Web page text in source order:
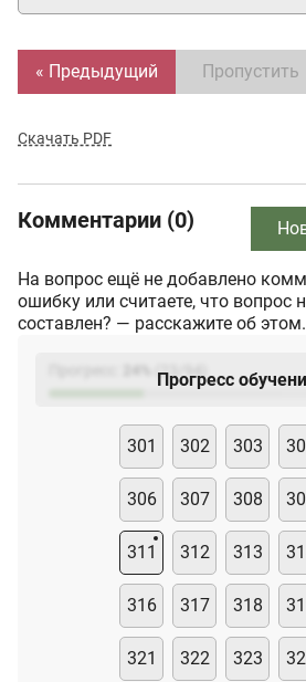
« Предыдущий Пропустить
Скачать PDF
Комментарии (0)
На вопрос ещё не добавлено
ошибку или считаете, что вопрос
составлен? — расскажите об этом.
(23
Прогресс
301 302 303
306 307 308
311 312 313
316 317 318
321 322 323